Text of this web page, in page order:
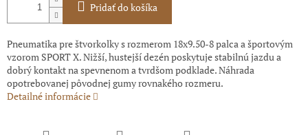
Pridať do košíka
Pneumatika pre štvorkolky s rozmerom 18x9.50-8 palca a športovým
vzorom SPORT X. Nižší, hustejší dezén poskytuje stabilnú jazdu a
dobrý kontakt na spevnenom a tvrdšom podklade. Náhrada
opotrebovanej pôvodnej gumy rovnakého rozmeru.
Detailné informácie